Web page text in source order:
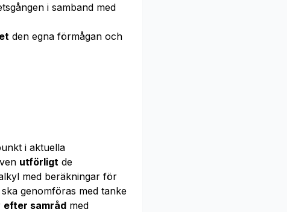
i samband med
den egna förmågan och
i aktuella
utförligt de
med beräkningar för
genomföras med tanke
efter samråd med